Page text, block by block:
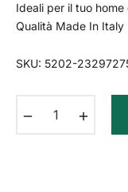
Ideali per il tuo home
Qualità Made In Italy
SKU: 5202-